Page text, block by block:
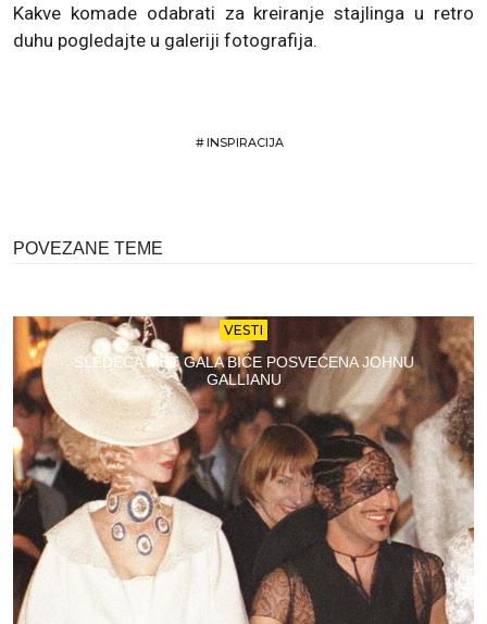
Kakve komade odabrati za kreiranje stajlinga u retro
duhu pogledajte u galeriji fotografija.
#INSPIRACIJA
POVEZANE TEME
VESTI
SLEDEĆA MET GALA BIĆE POSVEĆENA JOHNU
GALLIANU